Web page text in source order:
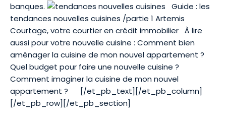
banques.
Guide : les
tendances nouvelles cuisines /partie 1 Artemis
Courtage, votre courtier en crédit immobilier À lire
aussi pour votre nouvelle cuisine : Comment bien
aménager la cuisine de mon nouvel appartement ?
Quel budget pour faire une nouvelle cuisine ?
Comment imaginer la cuisine de mon nouvel
appartement ? [/et_pb_text][/et_pb_column]
[/et_pb_row][/et_pb_section]